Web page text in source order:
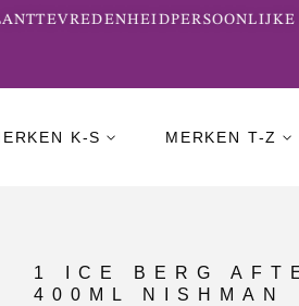
PERSOONLIJKE
K-S MERKEN T-Z
1 ICE BERG
400ML NISHMAN